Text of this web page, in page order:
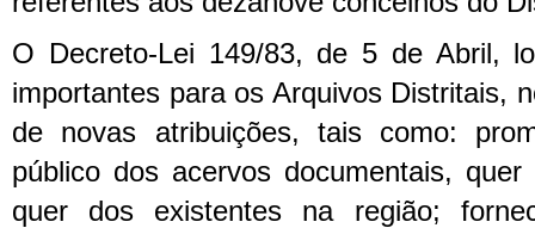
O Decreto-Lei 149/83, de 5 de Abril,
importantes para os Arquivos Distritais,
de novas atribuições, tais como:
público dos acervos documentais,
quer dos existentes na região;